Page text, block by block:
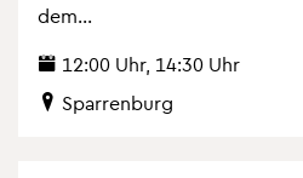
dem...
12:00 Uhr, 14:30 Uhr
Spar­ren­burg